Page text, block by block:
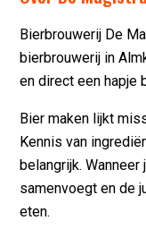
Bierbrouwerij De
bierbrouwerij in
en direct een hapje
Bier maken lijkt
Kennis van
belangrijk.
samenvoegt en de
eten.